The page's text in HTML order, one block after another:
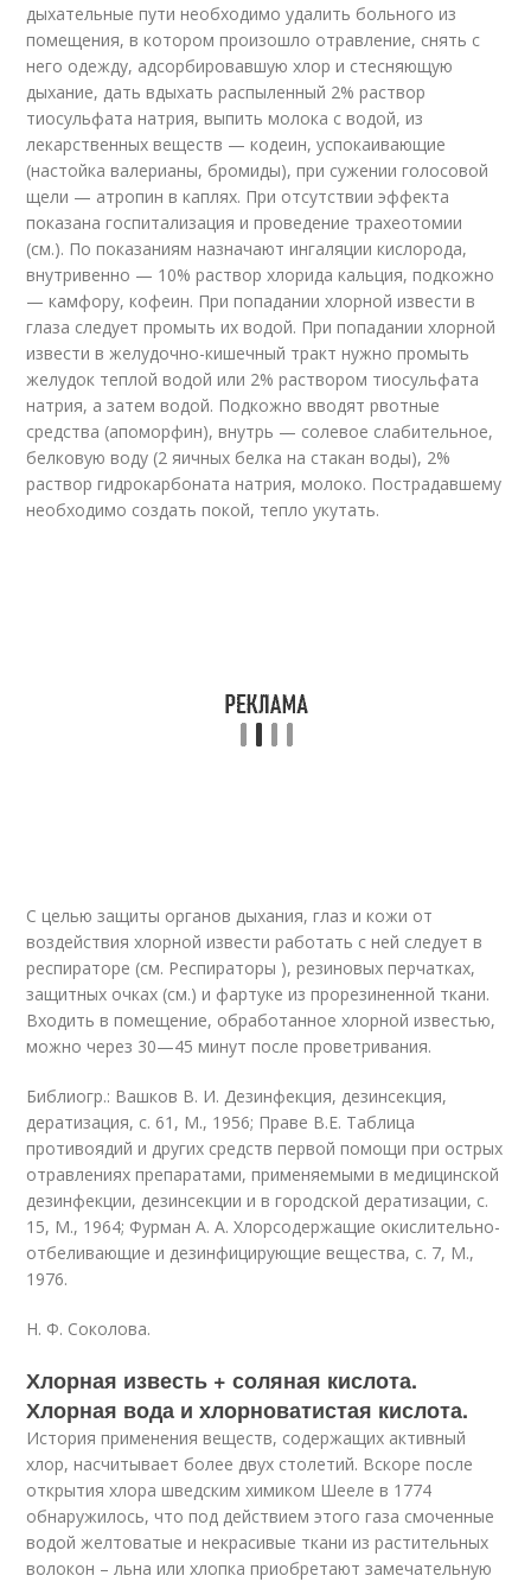
дыхательные пути необходимо удалить больного из
помещения, в котором произошло отравление, снять с
него одежду, адсорбировавшую хлор и стесняющую
дыхание, дать вдыхать распыленный 2% раствор
тиосульфата натрия, выпить молока с водой, из
лекарственных веществ — кодеин, успокаивающие
(настойка валерианы, бромиды), при сужении голосовой
щели — атропин в каплях. При отсутствии эффекта
показана госпитализация и проведение трахеотомии
(см.). По показаниям назначают ингаляции кислорода,
внутривенно — 10% раствор хлорида кальция, подкожно
— камфору, кофеин. При попадании хлорной извести в
глаза следует промыть их водой. При попадании хлорной
извести в желудочно-кишечный тракт нужно промыть
желудок теплой водой или 2% раствором тиосульфата
натрия, а затем водой. Подкожно вводят рвотные
средства (апоморфин), внутрь — солевое слабительное,
белковую воду (2 яичных белка на стакан воды), 2%
раствор гидрокарбоната натрия, молоко. Пострадавшему
необходимо создать покой, тепло укутать.
С целью защиты органов дыхания, глаз и кожи от
воздействия хлорной извести работать с ней следует в
респираторе (см. Респираторы ), резиновых перчатках,
защитных очках (см.) и фартуке из прорезиненной ткани.
Входить в помещение, обработанное хлорной известью,
можно через 30—45 минут после проветривания.
Библиогр.: Вашков В. И. Дезинфекция, дезинсекция,
дератизация, с. 61, М., 1956; Праве В.Е. Таблица
противоядий и других средств первой помощи при острых
отравлениях препаратами, применяемыми в медицинской
дезинфекции, дезинсекции и в городской дератизации, с.
15, М., 1964; Фурман А. А. Хлорсодержащие окислительно-
отбеливающие и дезинфицирующие вещества, с. 7, М.,
1976.
Н. Ф. Соколова.
Хлорная известь + соляная кислота.
Хлорная вода и хлорноватистая кислота.
История применения веществ, содержащих активный
хлор, насчитывает более двух столетий. Вскоре после
открытия хлора шведским химиком Шееле в 1774
обнаружилось, что под действием этого газа смоченные
водой желтоватые и некрасивые ткани из растительных
волокон – льна или хлопка приобретают замечательную